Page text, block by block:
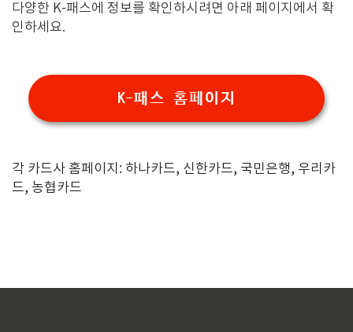
다양한 K-패스에 정보를 확인하시려면 아래 페이지에서 확
인하세요.
K-패스 홈페이지
각 카드사 홈페이지 : 하나카드, 신한카드, 국민은행, 우리카
드, 농협카드